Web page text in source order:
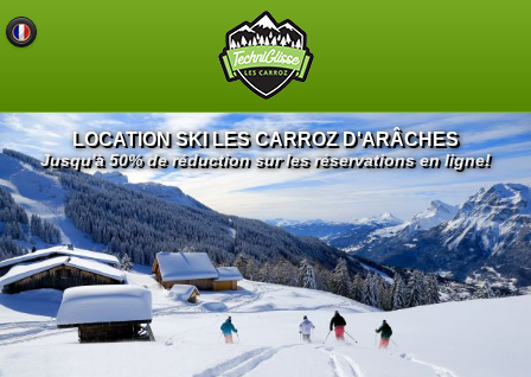
LOCATION SKI LES CARROZ D'ARÂCHES
Jusqu'à 50% de réduction sur les réservations en ligne!